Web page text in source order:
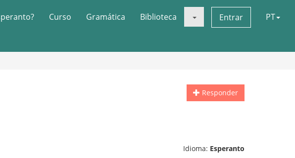
Curso Gramática Biblioteca Entrar PT
Responder
Idioma: Esperanto